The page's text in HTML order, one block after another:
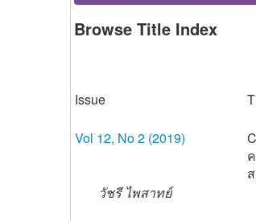
Browse Title Index
Issue
Vol 12, No 2 (2019)
วัชรี ไพสาทย์